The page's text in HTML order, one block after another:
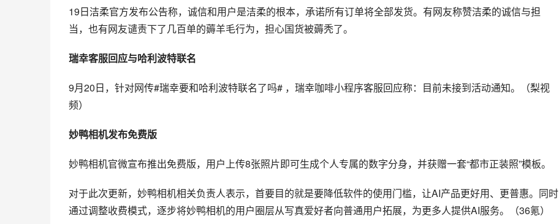
19日洁柔官方发布公告称，诚信和用户是洁柔的根本，承诺所有订单将全部发货。有网友称赞洁柔的诚信与担
当，也有网友谴责下了几百单的薅羊毛行为，担心国货被薅秃了。
瑞幸客服回应与哈利波特联名
9月20日，针对网传#瑞幸要和哈利波特联名了吗# ，瑞幸咖啡小程序客服回应称：目前未接到活动通知。（梨视
频）
妙鸭相机发布免费版
妙鸭相机官微宣布推出免费版，用户上传8张照片即可生成个人专属的数字分身，并获赠一套“都市正装照”模板。
对于此次更新，妙鸭相机相关负责人表示，首要目的就是要降低软件的使用门槛，让AI产品更好用、更普惠。同时
通过调整收费模式，逐步将妙鸭相机的用户圈层从写真爱好者向普通用户拓展，为更多人提供AI服务。（36氪）